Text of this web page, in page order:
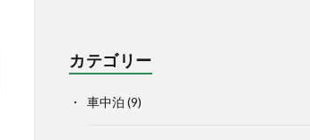
カテゴリー
車中泊 (9)